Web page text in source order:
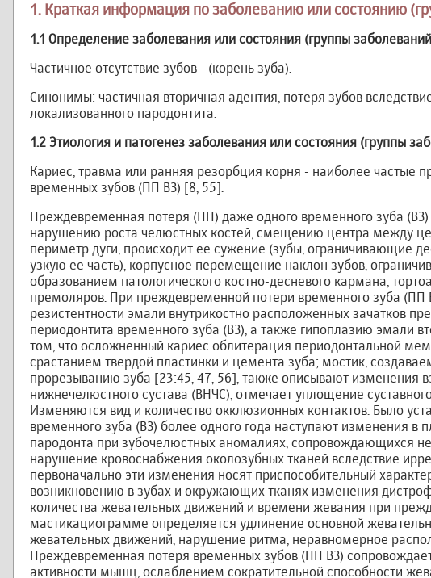
1. Краткая информация по заболеванию или состоянию
1.1 Определение заболевания или состояния (группы
Частичное отсутствие зубов - (корень зуба).
Синонимы: частичная вторичная адентия, потеря зубов
локализованного пародонтита.
1.2 Этиология и патогенез заболевания или состояния (группы
Кариес, травма или ранняя резорбция корня - наиболее частые
временных зубов (ПП ВЗ) [8, 55].
Преждевременная потеря (ПП) даже одного временного зуба
нарушению роста челюстных костей, смещению центра между
периметр дуги, происходит ее сужение (зубы, ограничивающие
узкую ее часть), корпусное перемещение наклон зубов,
образованием патологического костно-десневого кармана,
премоляров. При преждевременной потери временного зуба
резистентности эмали внутрикостно расположенных зачатков
периодонтита временного зуба (ВЗ), а также гипоплазию эмали
том, что осложненный кариес облитерация периодонтальной
срастанием твердой пластинки и цемента зуба; мостик,
прорезыванию зуба [23:45, 47, 56], также описывают изменения
нижнечелюстного сустава (ВНЧС), отмечает уплощение
Изменяются вид и количество окклюзионных контактов. Было
временного зуба (ВЗ) более одного года наступают изменения в
пародонта при зубочелюстных аномалиях, сопровождающихся
нарушение кровоснабжения околозубных тканей вследствие
первоначально эти изменения носят приспособительный
возникновению в зубах и окружающих тканях изменения
количества жевательных движений и времени жевания при
мастикациограмме определяется удлинение основной
жевательных движений, нарушение ритма, неравномерное
Преждевременная потеря временных зубов (ПП ВЗ)
активности мышц, ослаблением сократительной способности